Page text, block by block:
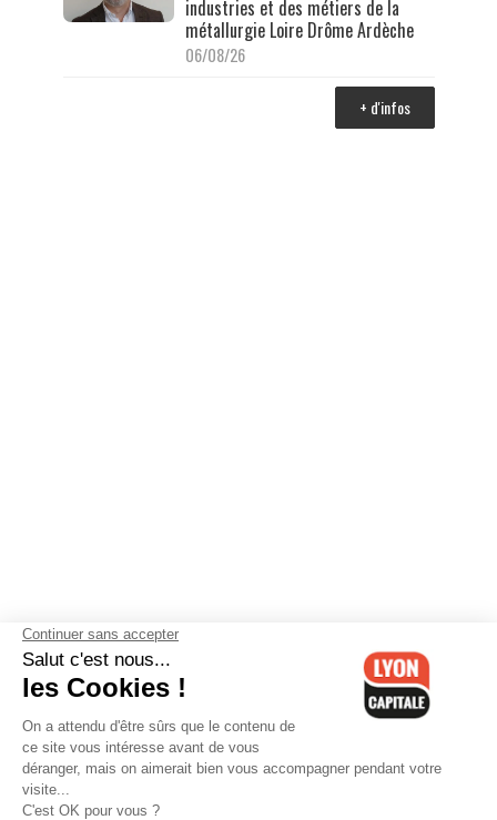
industries et des métiers de la
métallurgie Loire Drôme Ardèche
06/08/26
+ d'infos